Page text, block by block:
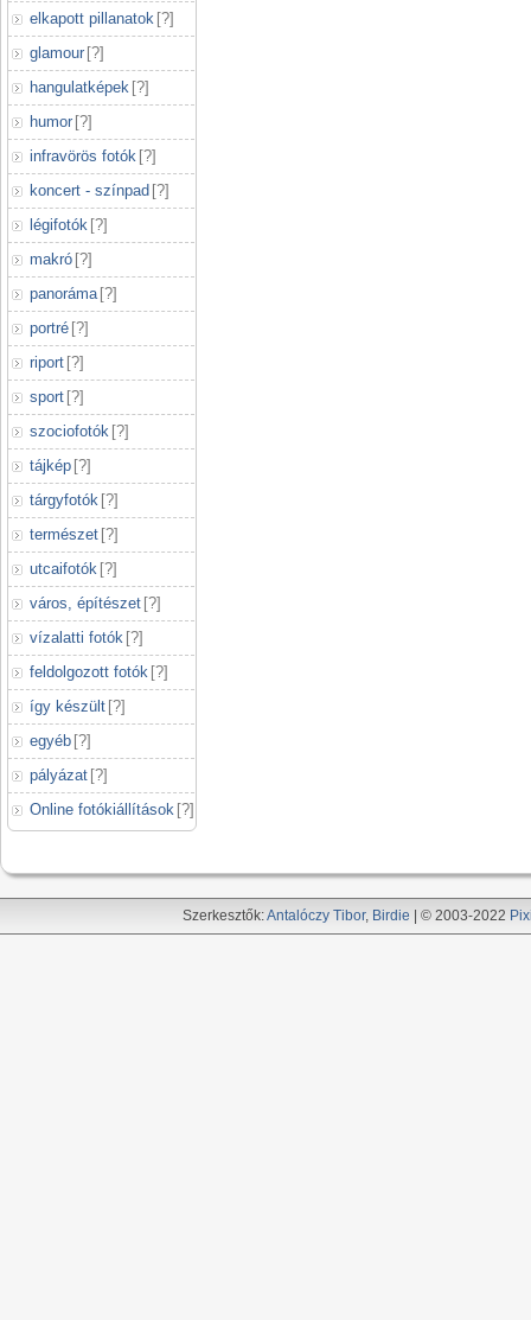
elkapott pillanatok [?]
glamour [?]
hangulatképek [?]
humor [?]
infravörös fotók [?]
koncert - színpad [?]
légifotók [?]
makró [?]
panoráma [?]
portré [?]
riport [?]
sport [?]
szociofotók [?]
tájkép [?]
tárgyfotók [?]
természet [?]
utcaifotók [?]
város, építészet [?]
vízalatti fotók [?]
feldolgozott fotók [?]
így készült [?]
egyéb [?]
pályázat [?]
Online fotókiállítások [?]
Szerkesztők:Antalóczy Tibor, Birdie | © 2003-2022